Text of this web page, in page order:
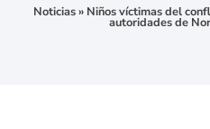
Noticias» Niños víctimas del
autoridades de